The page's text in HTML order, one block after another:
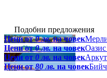
Подобни предложения
Цени от0 лв.на човек
Цени от0 лв.на човек
Цени от 0 лв. на човек
Цени от80 лв. на човек